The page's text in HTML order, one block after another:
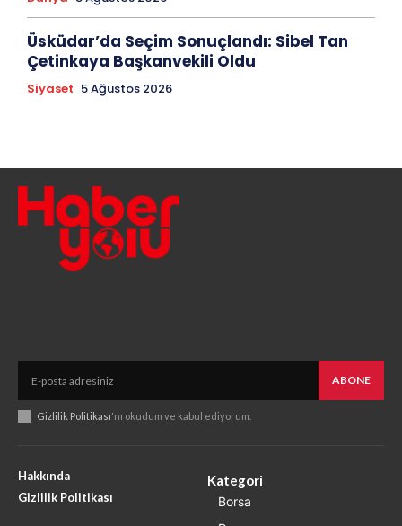
Üsküdar’da Seçim Sonuçlandı: Sibel Tan
Çetinkaya Başkanvekili Oldu
Siyaset 5 Ağustos 2026
ABONE
Gizlilik Politikası'nı okudum ve kabul ediyorum.
Hakkında
Gizlilik Politikası
Kategori
Borsa